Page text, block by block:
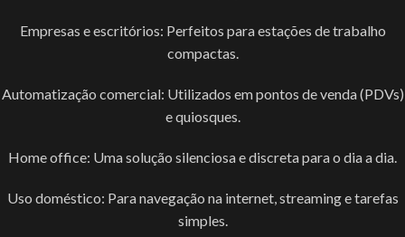
Empresas e escritórios: Perfeitos para estações de trabalho
compactas.
Automatização comercial: Utilizados em pontos de venda (PDVs)
e quiosques.
Home office: Uma solução silenciosa e discreta para o dia a dia.
Uso doméstico: Para navegação na internet, streaming e tarefas
simples.